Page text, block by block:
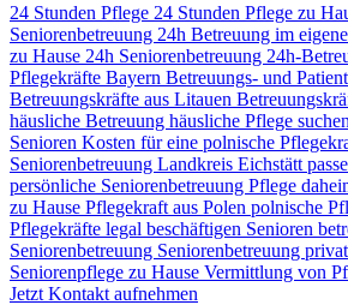
24 Stunden Pflege 24 Stunden Pflege zu
Seniorenbetreuung 24h Betreuung im
zu Hause 24h Seniorenbetreuung 24h-
Pflegekräfte Bayern Betreuungs- und
Betreuungskräfte aus Litauen
häusliche Betreuung häusliche Pflege suchen
Senioren Kosten für eine polnische
Seniorenbetreuung Landkreis Eichstätt
persönliche Seniorenbetreuung Pflege
zu Hause Pflegekraft aus Polen polnische
Pflegekräfte legal beschäftigen Senioren
Seniorenbetreuung Seniorenbetreuung privat
Seniorenpflege zu Hause Vermittlung von
Jetzt Kontakt aufnehmen